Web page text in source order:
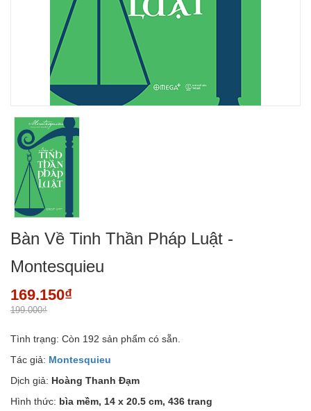
Bàn Về Tinh Thần Pháp Luật -
Montesquieu
169.150₫
199.000₫
Tình trạng: Còn 192 sản phẩm có sẵn.
Tác giả: Montesquieu
Dịch giả: Hoàng Thanh Đạm
Hình thức: bìa mềm, 14 x 20.5 cm, 436 trang